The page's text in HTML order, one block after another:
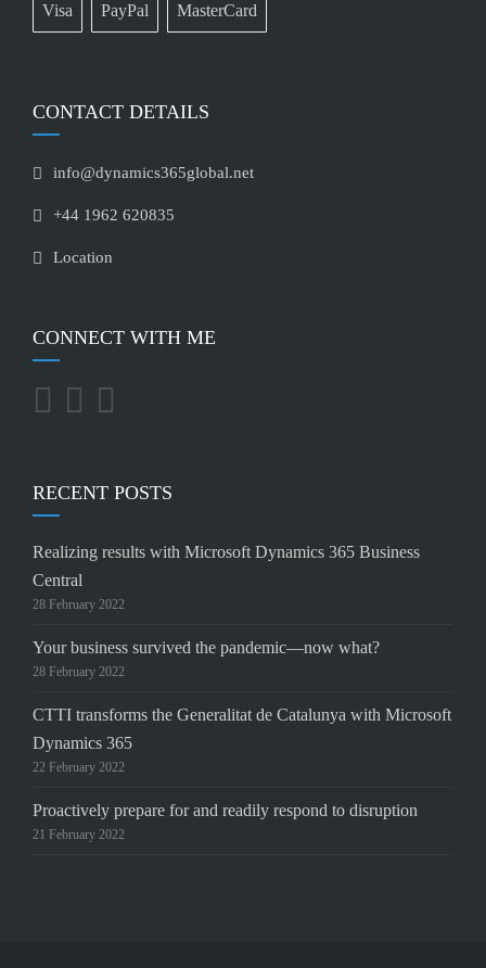
Visa PayPal MasterCard
CONTACT DETAILS
info@dynamics365global.net
+44 1962 620835
Location
CONNECT WITH ME
RECENT POSTS
Realizing results with Microsoft Dynamics 365 Business
Central
28 February 2022
Your business survived the pandemic—now what?
28 February 2022
CTTI transforms the Generalitat de Catalunya with Microsoft
Dynamics 365
22 February 2022
Proactively prepare for and readily respond to disruption
21 February 2022